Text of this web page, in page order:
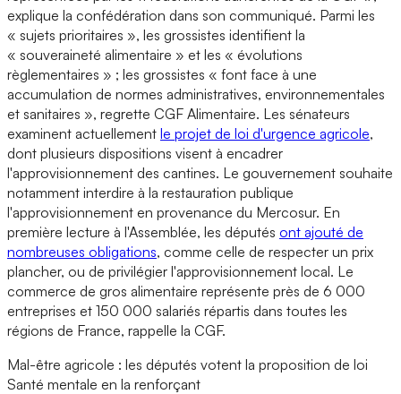
explique la confédération dans son communiqué. Parmi les
« sujets prioritaires », les grossistes identifient la
« souveraineté alimentaire » et les « évolutions
règlementaires » ; les grossistes « font face à une
accumulation de normes administratives, environnementales
et sanitaires », regrette CGF Alimentaire. Les sénateurs
examinent actuellement le projet de loi d'urgence agricole,
dont plusieurs dispositions visent à encadrer
l'approvisionnement des cantines. Le gouvernement souhaite
notamment interdire à la restauration publique
l'approvisionnement en provenance du Mercosur. En
première lecture à l'Assemblée, les députés ont ajouté de
nombreuses obligations, comme celle de respecter un prix
plancher, ou de privilégier l'approvisionnement local. Le
commerce de gros alimentaire représente près de 6 000
entreprises et 150 000 salariés répartis dans toutes les
régions de France, rappelle la CGF.
Mal-être agricole : les députés votent la proposition de loi
Santé mentale en la renforçant